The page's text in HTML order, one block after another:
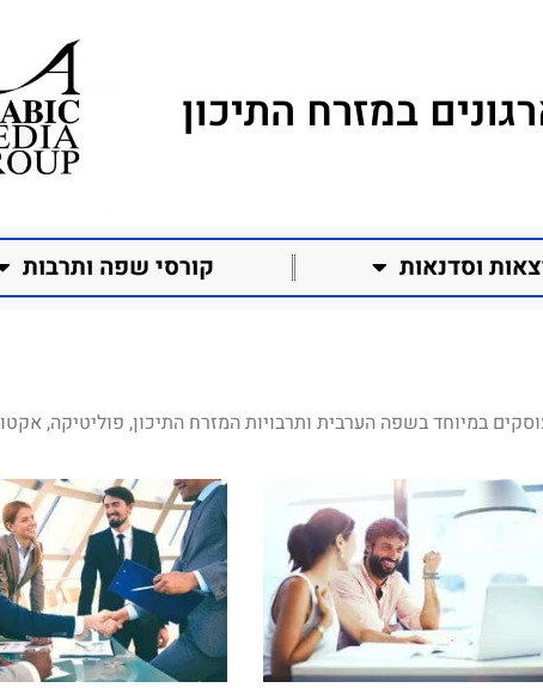
במזרח התיכון
וסדנאות קורסי שפה ותרבות
במיוחד בשפה הערבית ותרבויות המזרח התיכון, פוליטיקה,